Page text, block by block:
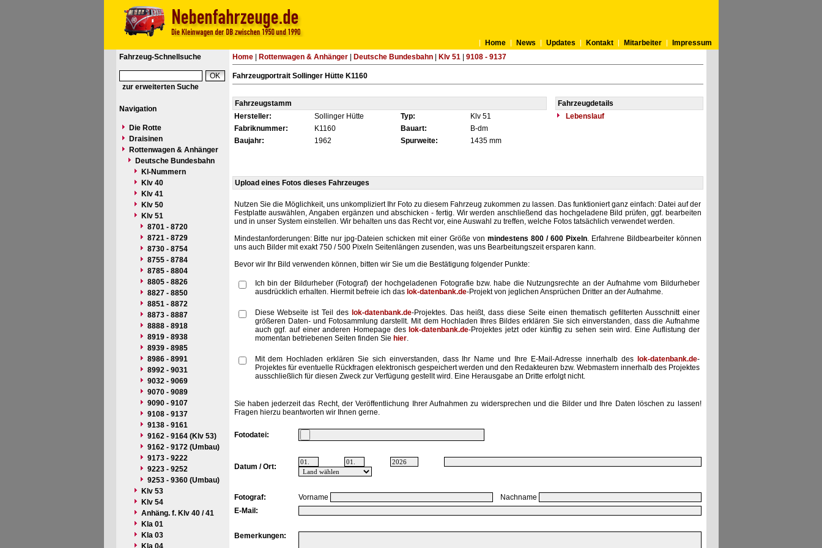
Home News Updates Kontakt Mitarbeiter
Impressum
Fahrzeug-Schnellsuche
zur erweiterten Suche
Navigation
Die Rotte
Draisinen
Rottenwagen & Anhänger
Deutsche Bundesbahn
Kl-Nummern
Klv 40
Klv 41
Klv 50
Klv 51
8701 - 8720
8721 - 8729
8730 - 8754
8755 - 8784
8785 - 8804
8805 - 8826
8827 - 8850
8851 - 8872
8873 - 8887
8888 - 8918
8919 - 8938
8939 - 8985
8986 - 8991
8992 - 9031
9032 - 9069
9070 - 9089
9090 - 9107
9108 - 9137
9138 - 9161
9162 - 9164 (Klv 53)
9162 - 9172 (Umbau)
9173 - 9222
9223 - 9252
9253 - 9360 (Umbau)
Klv 53
Klv 54
Anhäng. f. Klv 40 / 41
Kla 01
Kla 03
Kla 04
Home| Rottenwagen & Anhänger| Deutsche Bundesbahn| Klv 51| 9108 - 9137
Fahrzeugportrait Sollinger Hütte K1160
Fahrzeugstamm
Fahrzeugdetails
Hersteller:
Sollinger Hütte Typ: Klv 51
Lebenslauf
Fabriknummer:
K1160 Bauart:
B-dm
Baujahr:
1962 Spurweite: 1435 mm
Upload eines Fotos dieses Fahrzeuges
Nutzen Sie die Möglichkeit, uns unkompliziert Ihr Foto zu diesem Fahrzeug zukommen zu lassen. Das funktioniert ganz einfach: Datei auf der
Festplatte auswählen, Angaben ergänzen und abschicken - fertig. Wir werden anschließend das hochgeladene Bild prüfen, ggf. bearbeiten
und in unser System einstellen. Wir behalten uns das Recht vor, eine Auswahl zu treffen, welche Fotos tatsächlich verwendet werden.
Mindestanforderungen: Bitte nur jpg-Dateien schicken mit einer Größe von mindestens 800 / 600 Pixeln. Erfahrene Bildbearbeiter können
uns auch Bilder mit exakt 750 / 500 Pixeln Seitenlängen zusenden, was uns Bearbeitungszeit ersparen kann.
Bevor wir Ihr Bild verwenden können, bitten wir Sie um die Bestätigung folgender Punkte:
Ich bin der Bildurheber (Fotograf) der hochgeladenen Fotografie bzw. habe die Nutzungsrechte an der Aufnahme vom Bildurheber
ausdrücklich erhalten. Hiermit befreie ich das lok-datenbank.de-Projekt von jeglichen Ansprüchen Dritter an der Aufnahme.
Diese Webseite ist Teil des lok-datenbank.de-Projektes. Das heißt, dass diese Seite einen thematisch gefilterten Ausschnitt einer
größeren Daten- und Fotosammlung darstellt. Mit dem Hochladen Ihres Bildes erklären Sie sich einverstanden, dass die Aufnahme
auch ggf. auf einer anderen Homepage des lok-datenbank.de-Projektes jetzt oder künftig zu sehen sein wird. Eine Auflistung der
momentan betriebenen Seiten finden Sie hier.
Mit dem Hochladen erklären Sie sich einverstanden, dass Ihr Name und Ihre E-Mail-Adresse innerhalb des lok-datenbank.de-
Projektes für eventuelle Rückfragen elektronisch gespeichert werden und den Redakteuren bzw. Webmastern innerhalb des Projektes
ausschließlich für diesen Zweck zur Verfügung gestellt wird. Eine Herausgabe an Dritte erfolgt nicht.
Sie haben jederzeit das Recht, der Veröffentlichung Ihrer Aufnahmen zu widersprechen und die Bilder und Ihre Daten löschen zu lassen!
Fragen hierzu beantworten wir Ihnen gerne.
Fotodatei:
Datum / Ort:
Fotograf: Vorname
Nachname
E-Mail:
Bemerkungen: